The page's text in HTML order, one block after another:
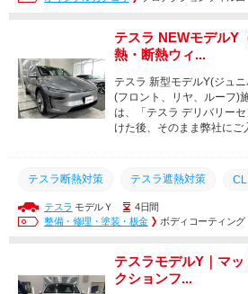
サンキュープログラム フルプロテクショ
プロテクションフィルム CLIMAXIDEAL
ペイントプロテクションフィルム
テスラ NEWモデルY
熱・断熱ウィ...
テスラ 新型モデルY(ジュ
(フロント、リヤ、ルーフ)
は、「テスラ デリバリー
けた後、そのまま弊社にご
テスラ断熱対策 テスラ遮熱対策
各種遮熱断熱フィルム
ルーフ遮熱対策フィルム ルーフガラス
テスラ モデルＹ
4日間
整備・修理・塗装・板金
ボディコーティング
テスラモデルY｜マ
クションフ...